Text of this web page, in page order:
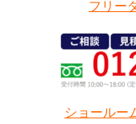
フリー
ショールー